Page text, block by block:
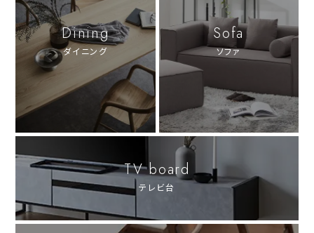
Dining
ダイニング
Sofa
ソファ
TV board
テレビ台